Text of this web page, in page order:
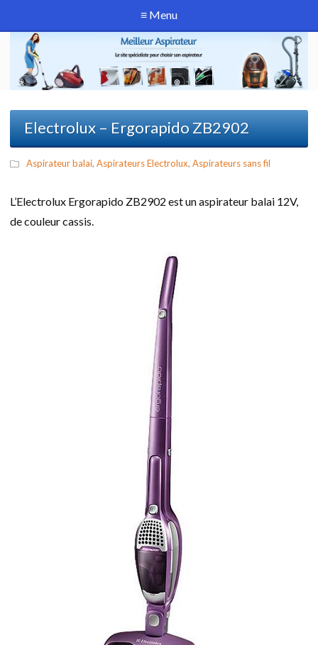
≡ Menu
Electrolux – Ergorapido ZB2902
Aspirateur balai, Aspirateurs Electrolux, Aspirateurs sans fil
L’Electrolux Ergorapido ZB2902 est un aspirateur balai 12V,
de couleur cassis.